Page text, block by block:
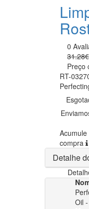
0
31.28€
Preço
RT-
compra
Detalhe
Oil